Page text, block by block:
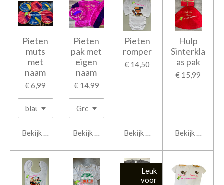
Pieten
muts
met
naam
€ 6,99
Bekijk details
Pieten
pak met
eigen
naam
€ 14,99
Bekijk details
Pieten
romper
€ 14,50
Bekijk details
Hulp
Sinterkla
as pak
€ 15,99
Bekijk details
Leuk
voor